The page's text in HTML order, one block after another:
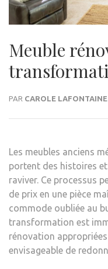
Meuble
PAR CAROLE LAFONTAINE
Les meubles anciens
portent des histoires
raviver. Ce processus
de prix en une pièce
commode oubliée au
transformation est
rénovation
envisageable de